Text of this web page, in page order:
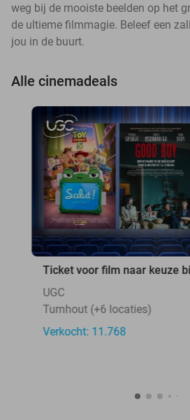
weg bij de mooiste beelden op het
de ultieme filmmagie. Beleef een
jou in de buurt.
Alle cinemadeals
Ticket voor film naar keuze
UGC
Turnhout (+6 locaties)
Verkocht: 11.768